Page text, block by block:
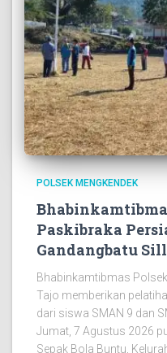
POLSEK MENGKENDEK
Paskibraka
Gandangbatu
Bhabinkamtibmas
Tajo memberikan
dari siswa SMAN 9 dan
Jumat, 7 Agustus 2026
Sepak Bola Buntu,